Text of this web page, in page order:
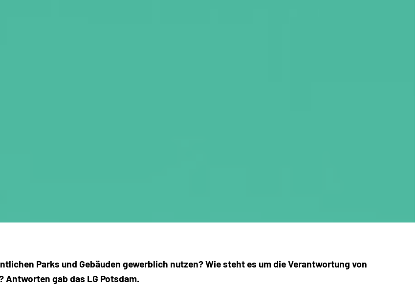
Parks und Gebäuden gewerblich nutzen? Wie steht es um die Verantwortung von
gab das LG Potsdam.